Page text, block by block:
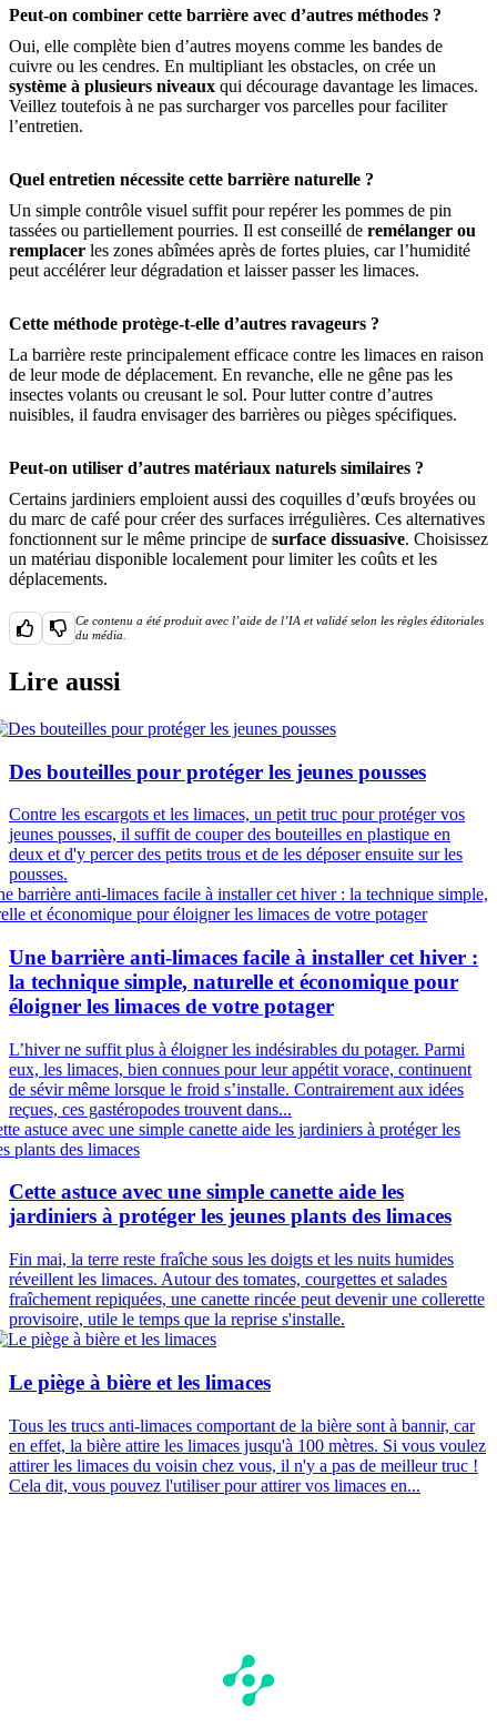
Peut-on combiner cette barrière avec d’autres méthodes ?
Oui, elle complète bien d’autres moyens comme les bandes de
cuivre ou les cendres. En multipliant les obstacles, on crée un
système à plusieurs niveaux qui décourage davantage les limaces.
Veillez toutefois à ne pas surcharger vos parcelles pour faciliter
l’entretien.
Quel entretien nécessite cette barrière naturelle ?
Un simple contrôle visuel suffit pour repérer les pommes de pin
tassées ou partiellement pourries. Il est conseillé de remélanger ou
remplacer les zones abîmées après de fortes pluies, car l’humidité
peut accélérer leur dégradation et laisser passer les limaces.
Cette méthode protège-t-elle d’autres ravageurs ?
La barrière reste principalement efficace contre les limaces en raison
de leur mode de déplacement. En revanche, elle ne gêne pas les
insectes volants ou creusant le sol. Pour lutter contre d’autres
nuisibles, il faudra envisager des barrières ou pièges spécifiques.
Peut-on utiliser d’autres matériaux naturels similaires ?
Certains jardiniers emploient aussi des coquilles d’œufs broyées ou
du marc de café pour créer des surfaces irrégulières. Ces alternatives
fonctionnent sur le même principe de surface dissuasive. Choisissez
un matériau disponible localement pour limiter les coûts et les
déplacements.
Ce contenu a été produit avec l’aide de l’IA et validé selon les règles éditoriales
du média.
Lire aussi
Des bouteilles pour protéger les jeunes pousses
Contre les escargots et les limaces, un petit truc pour protéger vos
jeunes pousses, il suffit de couper des bouteilles en plastique en
deux et d'y percer des petits trous et de les déposer ensuite sur les
pousses.
Une barrière anti-limaces facile à installer cet hiver :
la technique simple, naturelle et économique pour
éloigner les limaces de votre potager
L’hiver ne suffit plus à éloigner les indésirables du potager. Parmi
eux, les limaces, bien connues pour leur appétit vorace, continuent
de sévir même lorsque le froid s’installe. Contrairement aux idées
reçues, ces gastéropodes trouvent dans...
Cette astuce avec une simple canette aide les
jardiniers à protéger les jeunes plants des limaces
Fin mai, la terre reste fraîche sous les doigts et les nuits humides
réveillent les limaces. Autour des tomates, courgettes et salades
fraîchement repiquées, une canette rincée peut devenir une collerette
provisoire, utile le temps que la reprise s'installe.
Le piège à bière et les limaces
Tous les trucs anti-limaces comportant de la bière sont à bannir, car
en effet, la bière attire les limaces jusqu'à 100 mètres. Si vous voulez
attirer les limaces du voisin chez vous, il n'y a pas de meilleur truc !
Cela dit, vous pouvez l'utiliser pour attirer vos limaces en...